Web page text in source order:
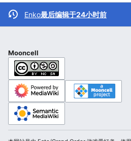
Enko最后编辑于24小时前
Mooncell